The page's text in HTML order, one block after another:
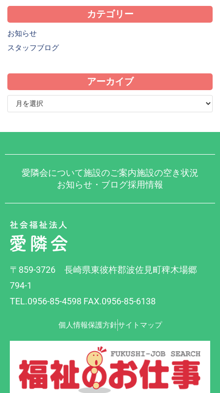
カテゴリー
お知らせ
スタッフブログ
アーカイブ
愛隣会について施設のご案内施設の空き状況
お知らせ・ブログ採用情報
〒859-3726 長崎県東彼杵郡波佐見町稗木場郷
794-1
TEL.0956-85-4598 FAX.0956-85-6138
個人情報保護方針サイトマップ